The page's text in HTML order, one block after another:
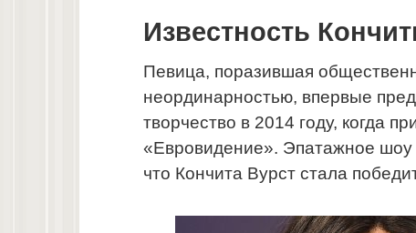
Известность
Певица, поразившая
неординарностью, впервые
творчество в 2014 году, когда
«Евровидение». Эпатажное шоу
что Кончита Вурст стала